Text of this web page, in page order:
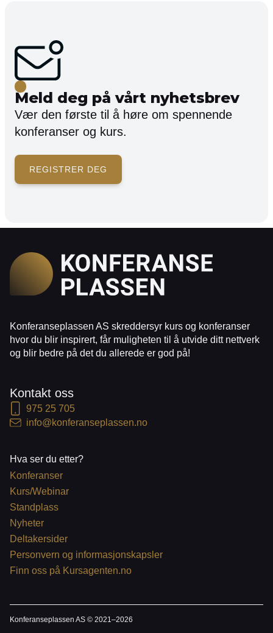
Meld deg på vårt nyhetsbrev
Vær den første til å høre om spennende
konferanser og kurs.
REGISTRER DEG
Konferanseplassen AS skreddersyr kurs og konferanser
hvor du blir inspirert, får muligheten til å utvide ditt nettverk
og blir bedre på det du allerede er god på!
Kontakt oss
975 25 705
info@konferanseplassen.no
Hva ser du etter?
Konferanser
Kurs/Webinar
Standplass
Nyheter
Deltakersider
Personvern og informasjonskapsler
Finn oss på Kursagenten.no
Konferanseplassen AS © 2021–2026